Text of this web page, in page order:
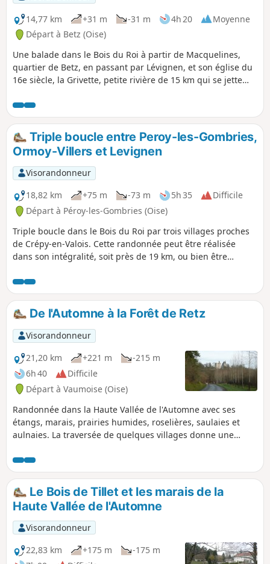
14,77 km
+31 m -31 m 4h 20
Moyenne
Départ à Betz (Oise)
Une balade dans le Bois du Roi à partir de Macquelines,
quartier de Betz, en passant par Lévignen, et son église du
16e siècle, la Grivette, petite rivière de 15 km qui se jette
Fontaine, site religieux.
Triple boucle entre Peroy-les-Gombries,
Ormoy-Villers et Levignen
Visorandonneur
18,82 km
+75 m -73 m 5h 35
Difficile
Départ à Péroy-les-Gombries (Oise)
Triple boucle dans le Bois du Roi par trois villages proches
de Crépy-en-Valois. Cette randonnée peut être réalisée
dans son intégralité, soit près de 19 km, ou bien être
De l'Automne à la Forêt de Retz
Visorandonneur
21,20 km
+221 m
-215 m
6h 40
Difficile
Départ à Vaumoise (Oise)
Randonnée dans la Haute Vallée de l'Automne avec ses
étangs, marais, prairies humides, roselières, saulaies et
aulnaies. La traversée de quelques villages donne une
s'effectue à travers les grandes futaies de la Forêt de Retz.
Le Bois de Tillet et les marais de la
Haute Vallée de l'Automne
Visorandonneur
22,83 km
+175 m
-175 m